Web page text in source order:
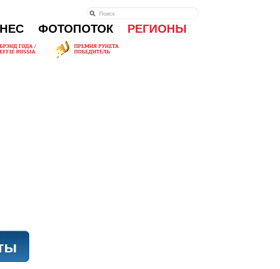
ФОТОПОТОК РЕГИОНЫ